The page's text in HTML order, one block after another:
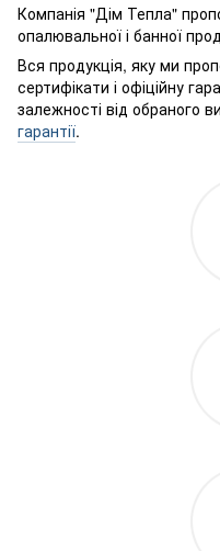
Компанія "Дім Тепла"
опалювальної і банної
Вся продукція, яку ми
сертифікати і офіційну
залежності від обраного
гарантії.